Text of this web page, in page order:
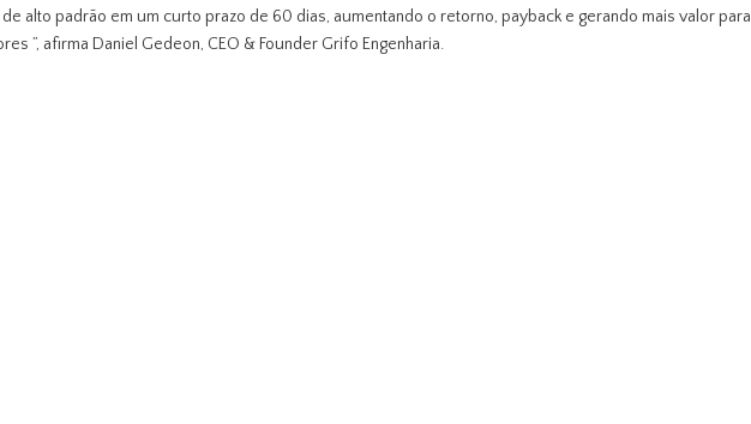
alto padrão em um curto prazo de 60 dias, aumentando o retorno, payback e gerando mais valor para
”, afirma Daniel Gedeon, CEO & Founder Grifo Engenharia.